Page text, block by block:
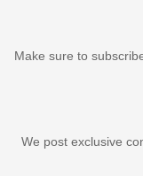
Make sure to
We post exclusive